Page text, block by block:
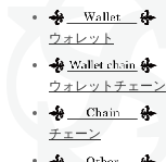
ウォレット
ウォレットチェーン
チェーン